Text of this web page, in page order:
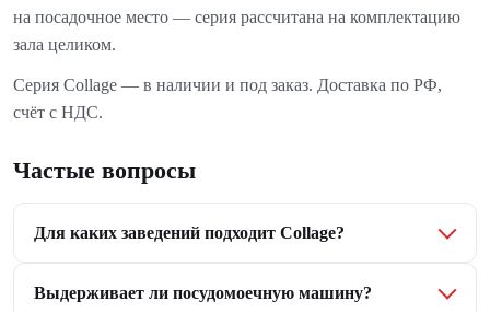
на посадочное место — серия рассчитана на комплектацию
зала целиком.
Серия Collage — в наличии и под заказ. Доставка по РФ,
счёт с НДС.
Частые вопросы
Для каких заведений подходит Collage?
Выдерживает ли посудомоечную машину?